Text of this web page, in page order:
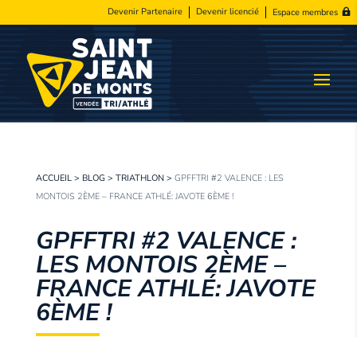
Devenir Partenaire Devenir licencié Espace membres
ACCUEIL> BLOG > TRIATHLON> GPFFTRI #2 VALENCE : LES
MONTOIS 2ÈME – FRANCE ATHLÉ: JAVOTE 6ÈME !
GPFFTRI #2 VALENCE :
LES MONTOIS 2ÈME –
FRANCE ATHLÉ: JAVOTE
6ÈME !